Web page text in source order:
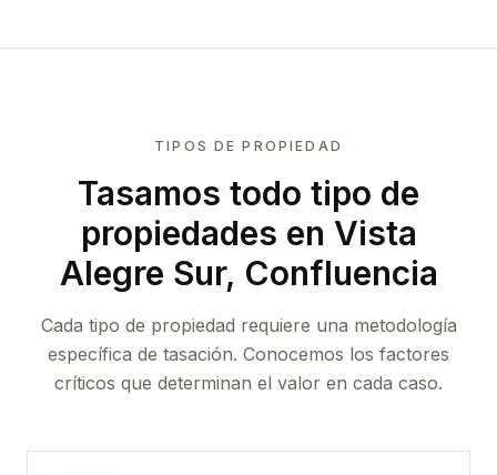
TIPOS DE PROPIEDAD
Tasamos todo tipo de
propiedades en Vista
Alegre Sur, Confluencia
Cada tipo de propiedad requiere una metodología
específica de tasación. Conocemos los factores
críticos que determinan el valor en cada caso.